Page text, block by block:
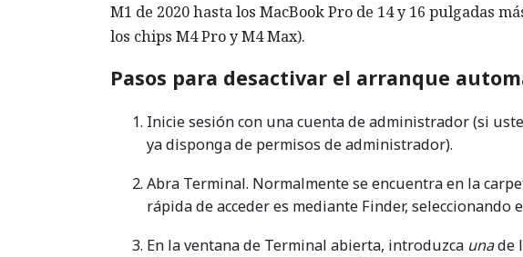
M1 de 2020 hasta los MacBook Pro de 14 y 16 pulgadas
los chips M4 Pro y M4 Max).
Pasos para desactivar el arranque
Inicie sesión con una cuenta de administrador (si
ya disponga de permisos de administrador).
Abra Terminal. Normalmente se encuentra en la
rápida de acceder es mediante Finder, seleccionando
En la ventana de Terminal abierta, introduzca unade